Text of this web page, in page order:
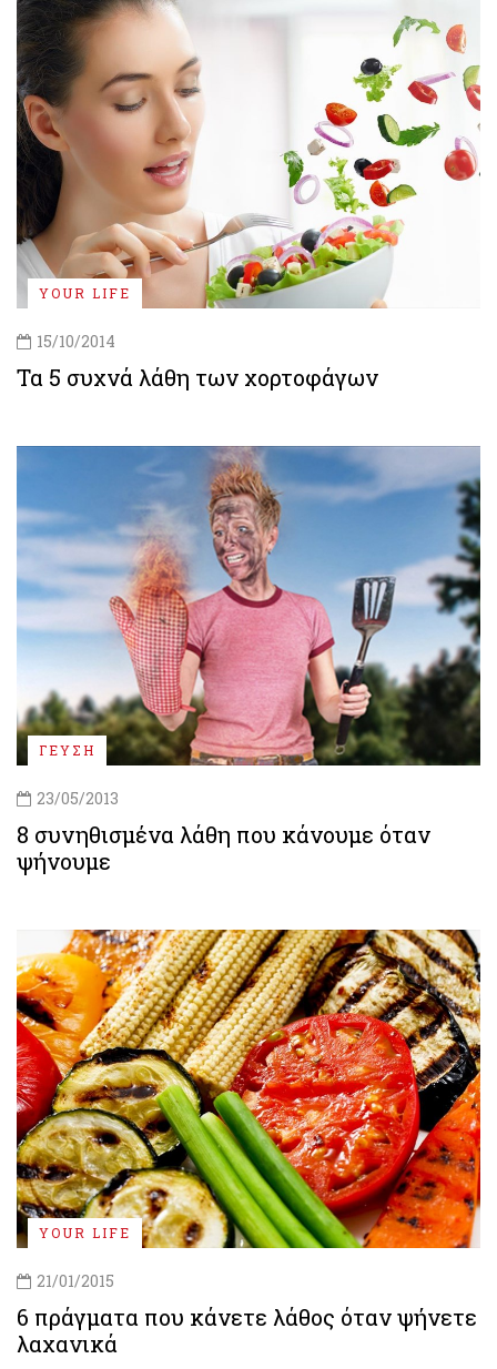
YOUR LIFE
15/10/2014
Τα 5 συχνά λάθη των χορτοφάγων
ΓΕΥΣΗ
23/05/2013
8 συνηθισμένα λάθη που κάνουμε όταν
ψήνουμε
YOUR LIFE
21/01/2015
6 πράγματα που κάνετε λάθος όταν ψήνετε
λαχανικά